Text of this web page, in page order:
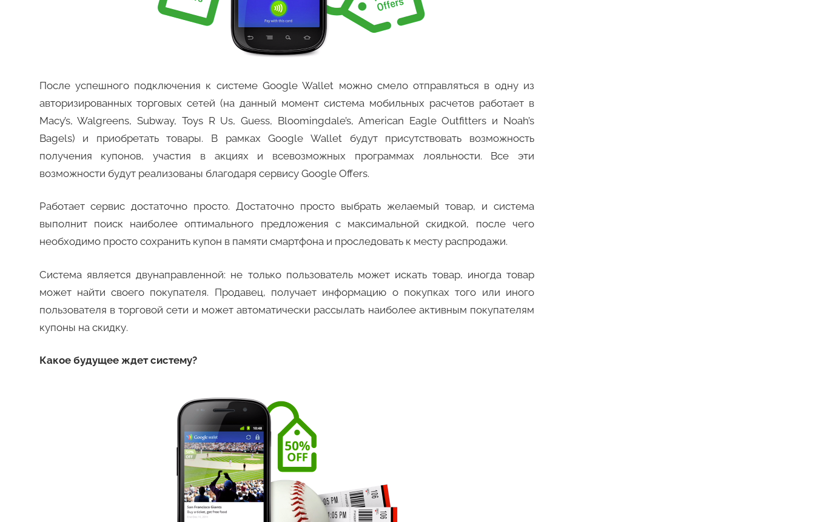
После успешного подключения к системе Google Wallet можно смело отправляться в одну из
авторизированных торговых сетей (на данный момент система мобильных расчетов работает в
Macy’s, Walgreens, Subway, Toys R Us, Guess, Bloomingdale’s, American Eagle Outfitters и Noah’s
Bagels) и приобретать товары. В рамках Google Wallet будут присутствовать возможность
получения купонов, участия в акциях и всевозможных программах лояльности. Все эти
возможности будут реализованы благодаря сервису Google Offers.
Работает сервис достаточно просто. Достаточно просто выбрать желаемый товар, и система
выполнит поиск наиболее оптимального предложения с максимальной скидкой, после чего
необходимо просто сохранить купон в памяти смартфона и проследовать к месту распродажи.
Система является двунаправленной: не только пользователь может искать товар, иногда товар
может найти своего покупателя. Продавец, получает информацию о покупках того или иного
пользователя в торговой сети и может автоматически рассылать наиболее активным покупателям
купоны на скидку.
Какое будущее ждет систему?